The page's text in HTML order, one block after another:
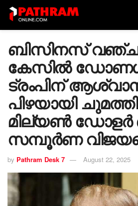
ബിസിനസ്
കേസിൽ
ട്രംപിന്
പിഴയായി
മില്യണ്‍ ഡോളര്‍
സമ്പൂര്‍ണ
by Pathram Desk 7 August 22, 2025